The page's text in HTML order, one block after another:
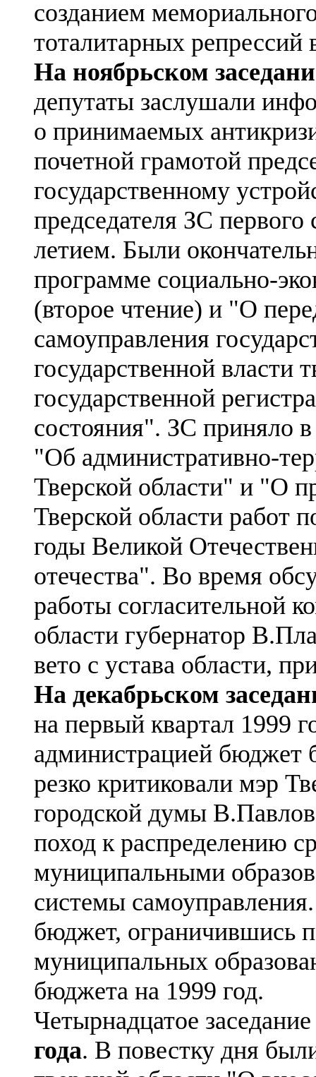
созданием
тоталитарных репрессий
На ноябрьском
депутаты заслушали
о принимаемых
почетной грамотой
государственному
председателя ЗС
летием. Были
программе социально-
(второе чтение) и "О
самоуправления
государственной власти
государственной
состояния". ЗС приняло
"Об административно-
Тверской области" и "О
Тверской области работ
годы Великой
отечества". Во время
работы согласительной
области губернатор
вето с устава области,
На декабрьском
на первый квартал 1999
администрацией бюджет
резко критиковали мэр
городской думы
поход к распределению
муниципальными
системы
бюджет, ограничившись
муниципальных
бюджета на 1999 год.
Четырнадцатое
года. В повестку дня